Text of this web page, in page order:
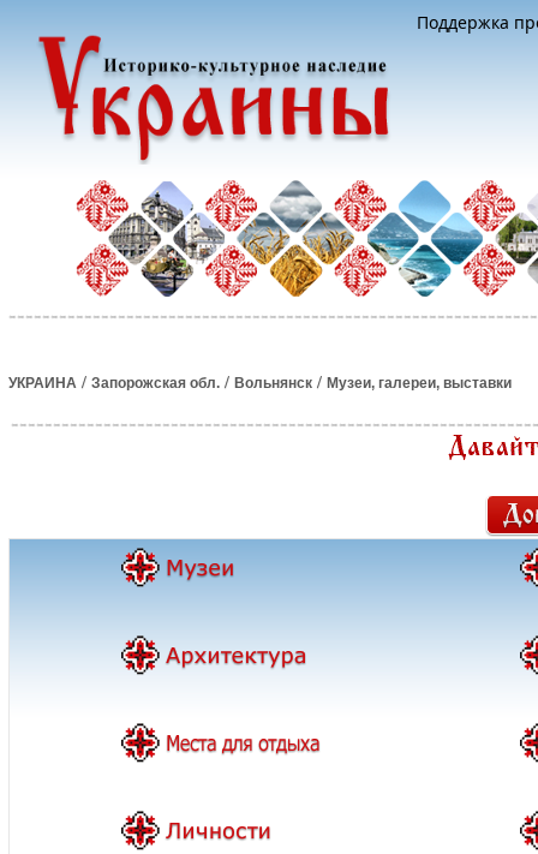
Поддержка
УКРАИНА / Запорожская обл. / Вольнянск / Музеи, галереи, выставки